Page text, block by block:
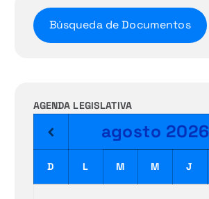
Búsqueda de Documentos
AGENDA LEGISLATIVA
agosto 2026
D L M M J